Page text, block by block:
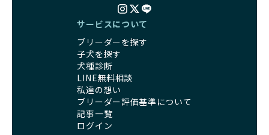
サービスについて
ブリーダーを探す
子犬を探す
犬種診断
LINE無料相談
私達の想い
ブリーダー評価基準について
記事一覧
ログイン